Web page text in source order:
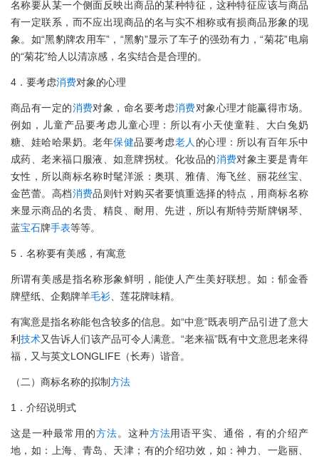
名称要从某一个侧面反映出商品的某种特征，这种特征应该与商品
有一定联系，而不应出现商品的名与实不相称或有损商品形象的现
象。如“黑豹牌农用车”，“黑豹”显示了车子的强劲有力，“菊花”电扇
的“菊花”给人以清凉感，名实结合是合理的。
4．要考虑消费对象的心理
商品有一定的消费对象，命名要考虑消费对象心理才能赢得市场。
例如，儿童产品要考虑儿童心理：所以有小天使童鞋、大白兔奶
糖、娃哈哈果奶。老年保健品要考虑老人 的心理：所以有百年乐中
成药、老来福口服液、如意牌拐杖。化妆品的消费对象主要是青年
女性，所以商标名称时髦洋派：奥琪、雅倩、海飞丝、丽花丝宝、
金芭蕾。高档消费品则针对购买者要慎重选择的特点，用商标名称
来显示商品的名贵、精良、耐用、先进，所以有斯特劳斯牌钢琴、
蓝宝石牌手表等等。
5．名称要有美感，有寓意
所谓有美感是指名称形象鲜明，能使人产生美好联想。如：郁金香
牌壁纸、企鹅牌羊毛衫 、莲花牌味精。
有寓意是指名称能包含较多的信息。如“中意”既表明产品引进了意大
利技术又告诉人们该产品可令人满意。“老来福”既有中文意思老来得
福，又与英文LONGLIFE（长寿）谐音。
（二）商标名称的拟制方法
1．介绍说明式
这是一种最常用的方法。这种方法用语平实、通俗，有的介绍产
地，如：上海、青岛、天津；有的介绍功效，如：神力、一匙丽、